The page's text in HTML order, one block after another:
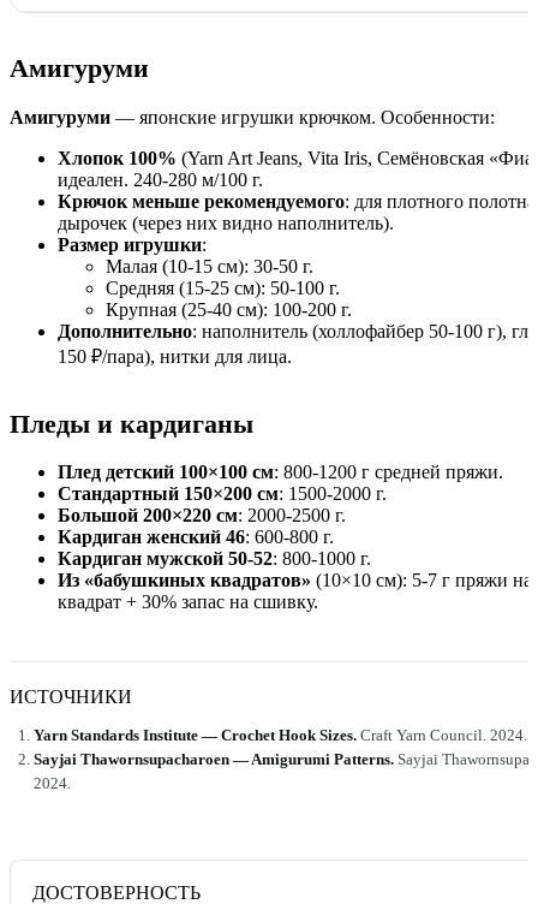
Амигуруми
Амигуруми — японские игрушки крючком. Особенности:
Хлопок 100% (Yarn Art Jeans, Vita Iris, Семёновская
идеален. 240-280 м/100 г.
Крючок меньше рекомендуемого: для плотного полотна
дырочек (через них видно наполнитель).
Размер игрушки:
Малая (10-15 см): 30-50 г.
Средняя (15-25 см): 50-100 г.
Крупная (25-40 см): 100-200 г.
Дополнительно: наполнитель (холлофайбер 50-100 г),
150 ₽/пара), нитки для лица.
Пледы и кардиганы
Плед детский 100×100 см: 800-1200 г средней пряжи.
Стандартный 150×200 см: 1500-2000 г.
Большой 200×220 см: 2000-2500 г.
Кардиган женский 46: 600-800 г.
Кардиган мужской 50-52: 800-1000 г.
Из «бабушкиных квадратов» (10×10 см): 5-7 г пряжи на
квадрат + 30% запас на сшивку.
ИСТОЧНИКИ
Yarn Standards Institute — Crochet Hook Sizes. Craft Yarn Council 2024
Sayjai Thawornsupacharoen — Amigurumi Patterns. Sayjai
2024
ДОСТОВЕРНОСТЬ